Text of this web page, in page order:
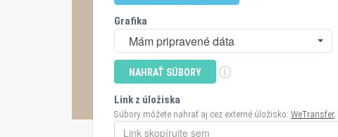
Grafika
Mám pripravené dáta
NAHRAŤ SÚBORY
Link z úložiska
Súbory môžete nahrať aj cez externé úložisko: WeTransfer,